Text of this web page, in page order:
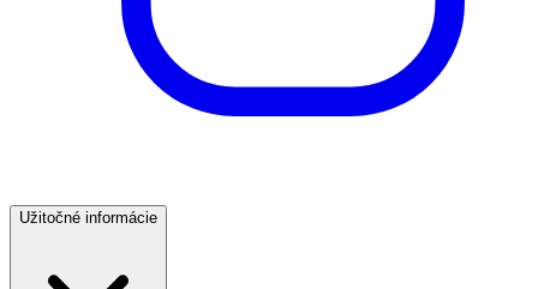
Užitočné informácie